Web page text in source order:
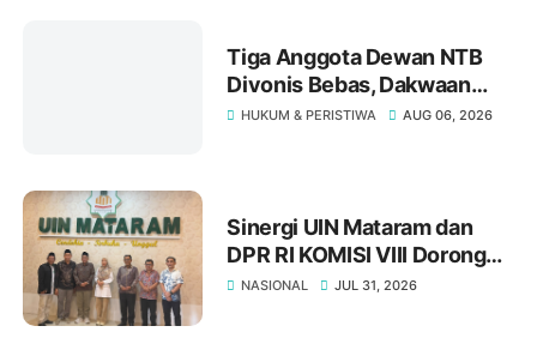
Tiga Anggota Dewan NTB
Divonis Bebas, Dakwaan
Pasal Gratifikasi Oleh JPU
HUKUM & PERISTIWA AUG 06, 2026
Sinergi UIN Mataram dan
DPR RI KOMISI VIII Dorong
Kolaborasi Strategis
NASIONAL JUL 31, 2026